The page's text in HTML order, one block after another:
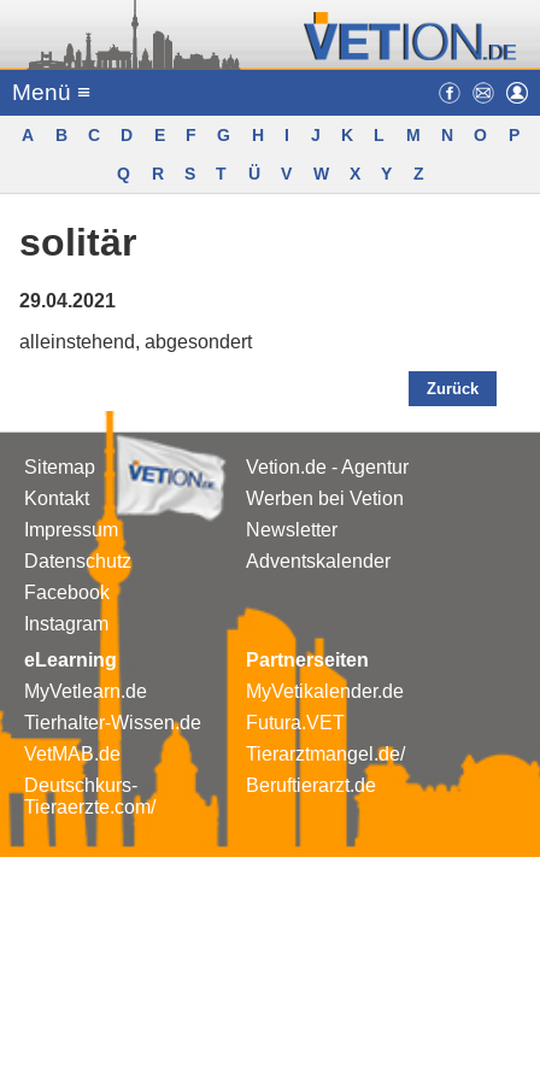
Menü ≡
A B C D E F G H I J K L M N O
P
Q
R S T Ü V W X Y Z
solitär
29.04.2021
alleinstehend, abgesondert
Zurück
Sitemap
Kontakt
Impressum
Datenschutz
Facebook
Instagram
Vetion.de - Agentur
Werben bei Vetion
Newsletter
Adventskalender
eLearning
MyVetlearn.de
Tierhalter-Wissen.de
VetMAB.de
Deutschkurs-
Tieraerzte.com/
Partnerseiten
MyVetikalender.de
Futura.VET
Tierarztmangel.de/
Beruftierarzt.de